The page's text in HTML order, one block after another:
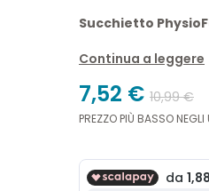
Succhietto
in silicone 100%
confezione
disponibile in due
Continua a leggere
7,52 € 10,99 €
PREZZO PIÙ BASSO